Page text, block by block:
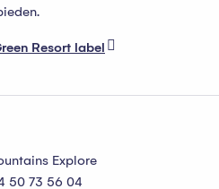
Resort label
Explore
50 73 56 04